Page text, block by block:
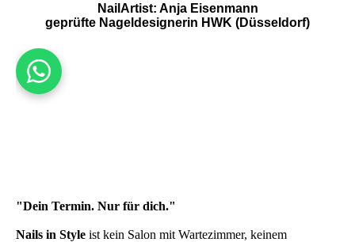
NailArtist: Anja Eisenmann
geprüfte Nageldesignerin HWK (Düsseldorf)
"Dein Termin. Nur für dich."
Nails in Style ist kein Salon mit Wartezimmer, keinem